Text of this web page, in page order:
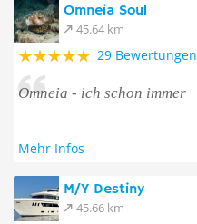
Omneia Soul
45.64 km
29 Bewertungen
Omneia - ich schon immer
Mehr Infos
M/Y Destiny
45.66 km